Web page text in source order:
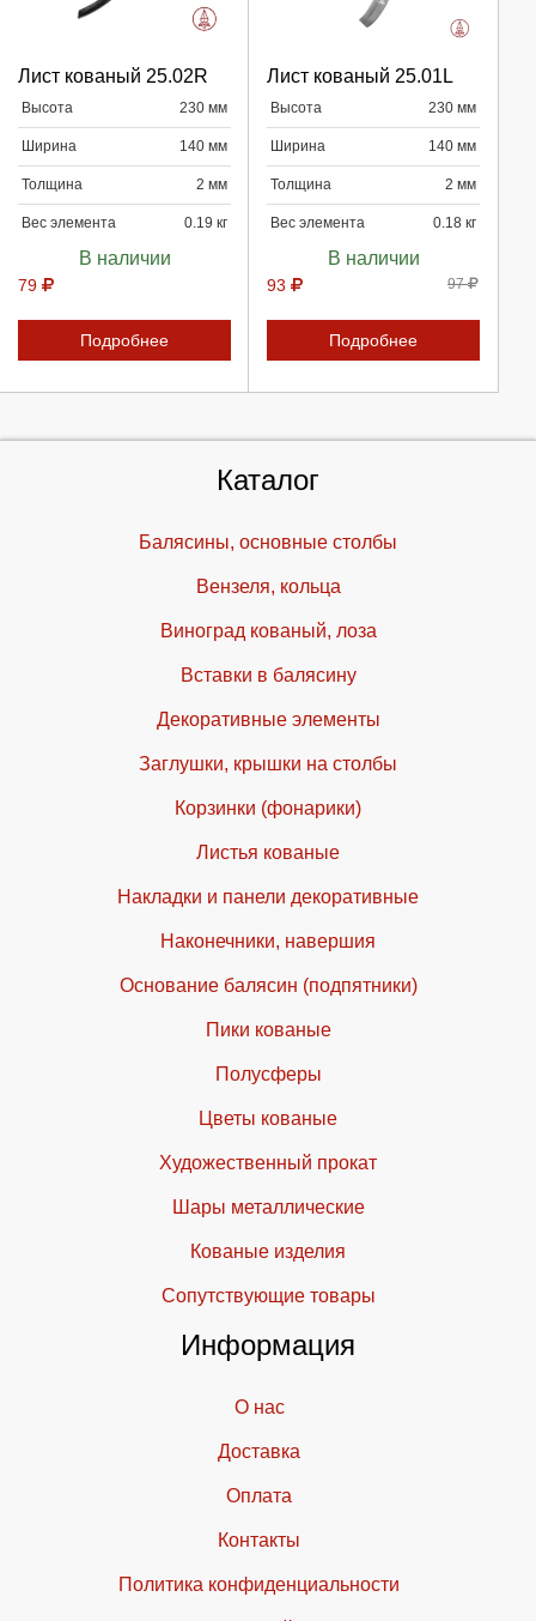
Лист кованый 25.02R
Высота 230 мм
Ширина 140 мм
Толщина 2 мм
Вес элемента 0.19 кг
В наличии
79
Подробнее
Выберите количество:
Продолжить
Лист кованый 25.01L
Высота 230 мм
Ширина 140 мм
Толщина 2 мм
Вес элемента 0.18 кг
В наличии
93 97
Подробнее
Выберите количество:
Продолжить
Каталог
Балясины, основные столбы
Вензеля, кольца
Виноград кованый, лоза
Вставки в балясину
Декоративные элементы
Заглушки, крышки на столбы
Корзинки (фонарики)
Листья кованые
Накладки и панели декоративные
Наконечники, навершия
Основание балясин (подпятники)
Пики кованые
Полусферы
Цветы кованые
Художественный прокат
Шары металлические
Кованые изделия
Cопутствующие товары
Информация
О нас
Доставка
Оплата
Контакты
Политика конфиденциальности